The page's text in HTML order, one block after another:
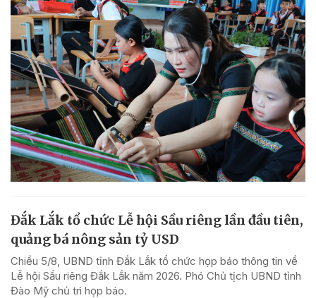
Đắk Lắk tổ chức Lễ hội Sầu riêng lần đầu tiên,
quảng bá nông sản tỷ USD
Chiều 5/8, UBND tỉnh Đắk Lắk tổ chức họp báo thông tin về
Lễ hội Sầu riêng Đắk Lắk năm 2026. Phó Chủ tịch UBND tỉnh
Đào Mỹ chủ trì họp báo.